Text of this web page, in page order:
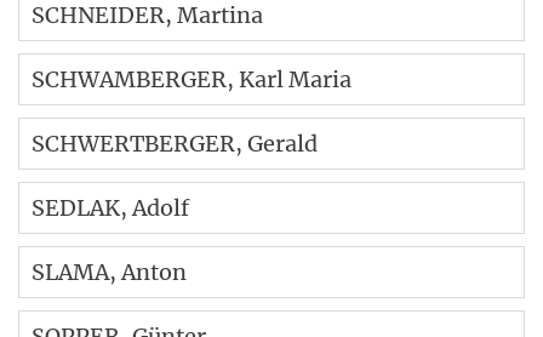
SCHNEIDER, Martina
SCHWAMBERGER, Karl Maria
SCHWERTBERGER, Gerald
SEDLAK, Adolf
SLAMA, Anton